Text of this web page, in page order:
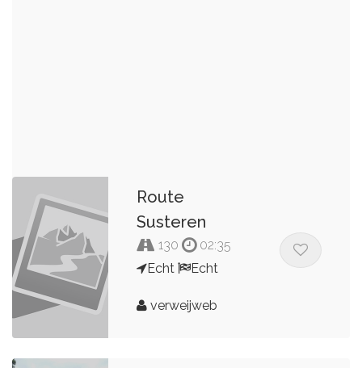
Route
Susteren
130
02:35
Echt
Echt
verweijweb